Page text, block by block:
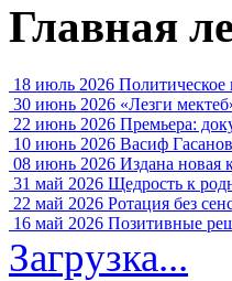
Главная
18 июль 2026 Политическое
30 июнь 2026 «Лезги
22 июнь 2026 Премьера:
10 июнь 2026 Васиф
08 июнь 2026 Издана новая
31 май 2026 Щедрость к
22 май 2026 Ротация без
16 май 2026 Позитивные
Загрузка...